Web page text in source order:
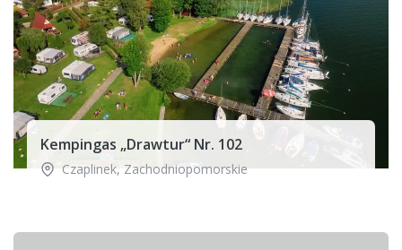
Kempingas „Drawtur“ Nr. 102
Czaplinek, Zachodniopomorskie